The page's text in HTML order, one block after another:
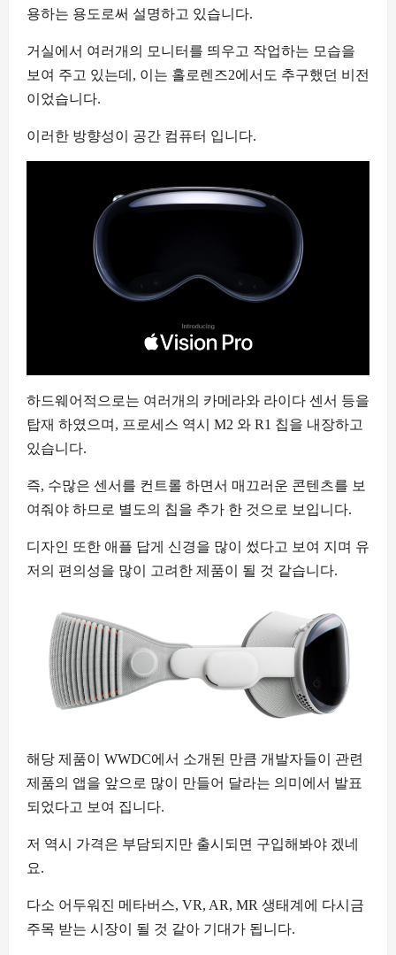
용하는 용도로써 설명하고 있습니다.
거실에서 여러개의 모니터를 띄우고 작업하는 모습을
보여 주고 있는데, 이는 홀로렌즈2에서도 추구했던 비전
이었습니다.
이러한 방향성이 공간 컴퓨터 입니다.
하드웨어적으로는 여러개의 카메라와 라이다 센서 등을
탑재 하였으며, 프로세스 역시 M2 와 R1 칩을 내장하고
있습니다.
즉, 수많은 센서를 컨트롤 하면서 매끄러운 콘텐츠를 보
여줘야 하므로 별도의 칩을 추가 한 것으로 보입니다.
디자인 또한 애플 답게 신경을 많이 썼다고 보여 지며 유
저의 편의성을 많이 고려한 제품이 될 것 같습니다.
해당 제품이 WWDC에서 소개된 만큼 개발자들이 관련
제품의 앱을 앞으로 많이 만들어 달라는 의미에서 발표
되었다고 보여 집니다.
저 역시 가격은 부담되지만 출시되면 구입해봐야 겠네
요.
다소 어두워진 메타버스, VR, AR, MR 생태계에 다시금
주목 받는 시장이 될 것 같아 기대가 됩니다.